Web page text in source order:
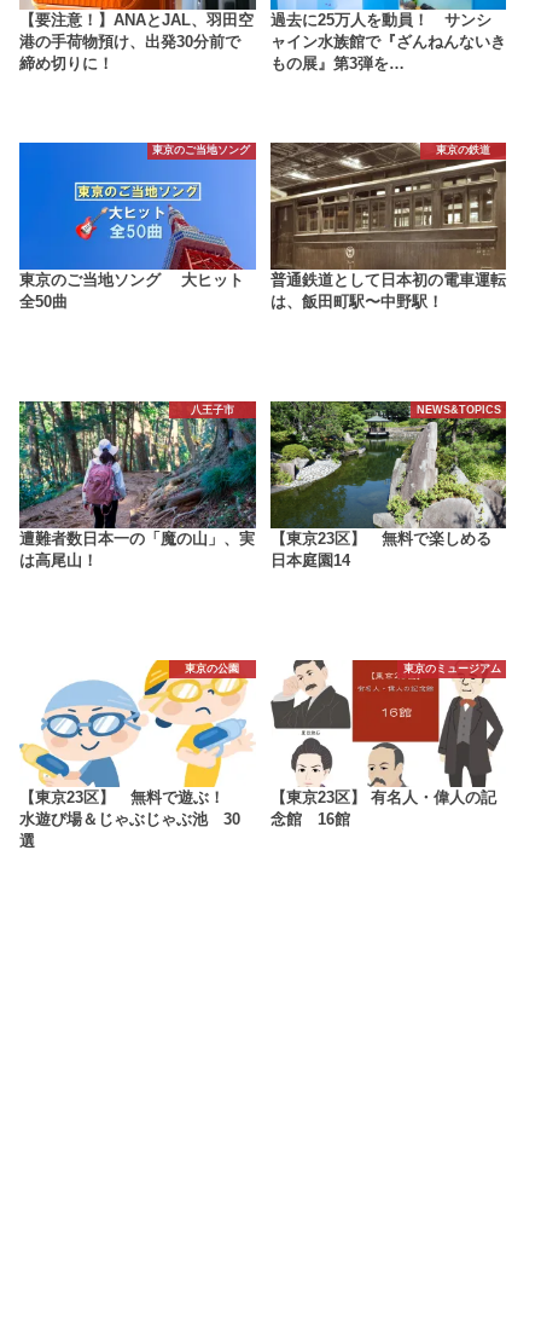
【要注意！】ANAとJAL、羽田空
港の手荷物預け、出発30分前で
締め切りに！
過去に25万人を動員！ サンシ
ャイン水族館で『ざんねんないき
もの展』第3弾を…
東京のご当地ソング
東京のご当地ソング 大ヒット
全50曲
東京の鉄道
普通鉄道として日本初の電車運転
は、飯田町駅〜中野駅！
八王子市
遭難者数日本一の「魔の山」、実
は高尾山！
NEWS&TOPICS
【東京23区】 無料で楽しめる
日本庭園14
東京の公園
【東京23区】 無料で遊ぶ！
水遊び場＆じゃぶじゃぶ池 30
選
東京のミュージアム
【東京23区】 有名人・偉人の記
念館 16館